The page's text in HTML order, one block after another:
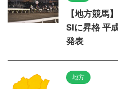
【地方競馬
SⅠに昇格 平
発表
地方